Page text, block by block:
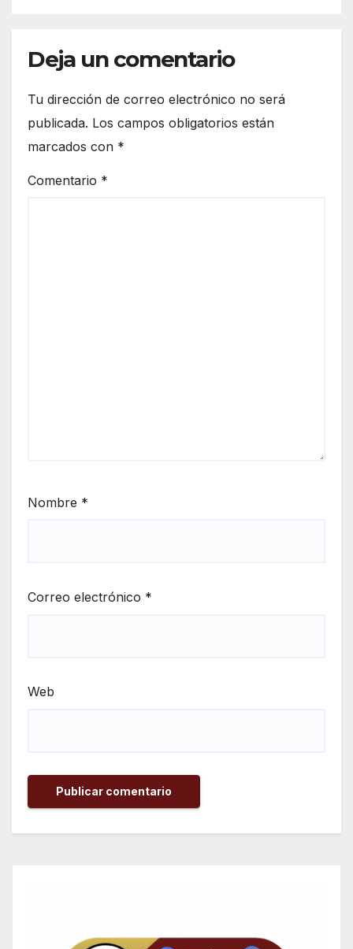
Deja un comentario
Tu dirección de correo electrónico no será
publicada. Los campos obligatorios están
marcados con *
Comentario *
Nombre *
Correo electrónico *
Web